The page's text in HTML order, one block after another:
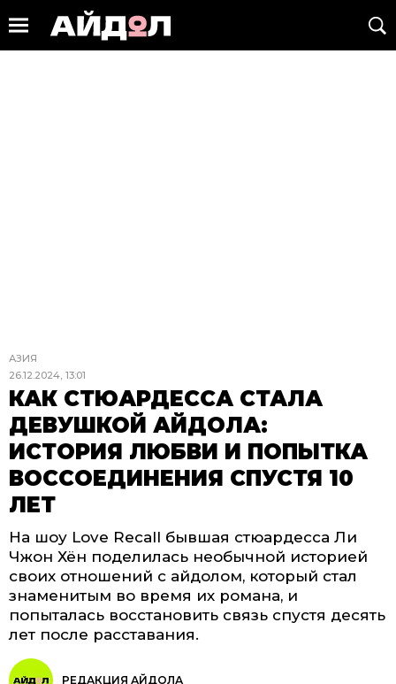
АЗИЯ
26.12.2024, 13:01
КАК СТЮАРДЕССА СТАЛА
ДЕВУШКОЙ АЙДОЛА:
ИСТОРИЯ ЛЮБВИ И ПОПЫТКА
ВОССОЕДИНЕНИЯ СПУСТЯ 10
ЛЕТ
На шоу Love Recall бывшая стюардесса Ли
Чжон Хён поделилась необычной историей
своих отношений с айдолом, который стал
знаменитым во время их романа, и
попыталась восстановить связь спустя десять
лет после расставания.
РЕДАКЦИЯ АЙДОЛА